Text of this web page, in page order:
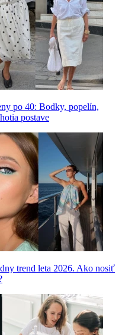
po 40: Bodky, popelín,
postave
trend leta 2026. Ako nosiť